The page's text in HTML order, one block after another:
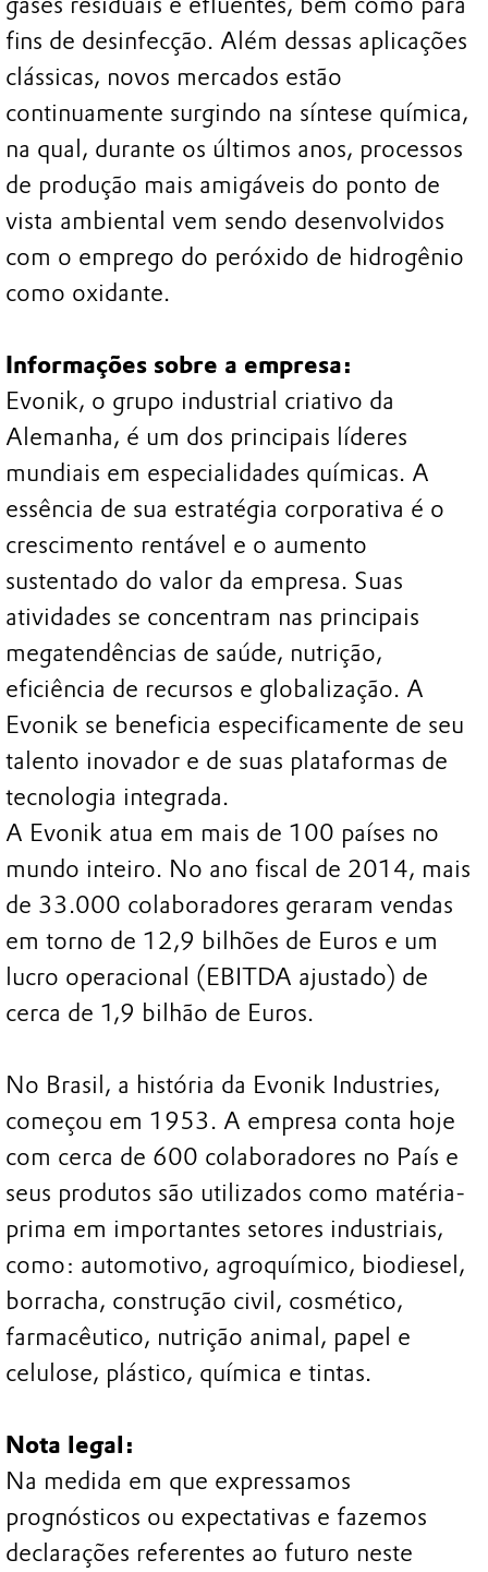
fins de desinfecção. Além dessas aplicações
clássicas, novos mercados estão
continuamente surgindo na síntese química,
na qual, durante os últimos anos, processos
de produção mais amigáveis do ponto de
vista ambiental vem sendo desenvolvidos
com o emprego do peróxido de hidrogênio
como oxidante.
Informações sobre a empresa:
Evonik, o grupo industrial criativo da
Alemanha, é um dos principais líderes
mundiais em especialidades químicas. A
essência de sua estratégia corporativa é o
crescimento rentável e o aumento
sustentado do valor da empresa. Suas
atividades se concentram nas principais
megatendências de saúde, nutrição,
eficiência de recursos e globalização. A
Evonik se beneficia especificamente de seu
talento inovador e de suas plataformas de
tecnologia integrada.
A Evonik atua em mais de 100 países no
mundo inteiro. No ano fiscal de 2014, mais
de 33.000 colaboradores geraram vendas
em torno de 12,9 bilhões de Euros e um
lucro operacional (EBITDA ajustado) de
cerca de 1,9 bilhão de Euros.
No Brasil, a história da Evonik Industries,
começou em 1953. A empresa conta hoje
com cerca de 600 colaboradores no País e
seus produtos são utilizados como matéria-
prima em importantes setores industriais,
como: automotivo, agroquímico, biodiesel,
borracha, construção civil, cosmético,
farmacêutico, nutrição animal, papel e
celulose, plástico, química e tintas.
Nota legal:
Na medida em que expressamos
prognósticos ou expectativas e fazemos
declarações referentes ao futuro neste